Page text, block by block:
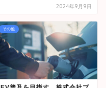
2024年9月9日
その他